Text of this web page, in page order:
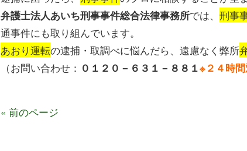
弁護士法人あいち刑事事件総合法律事務所では、 刑事
通事件にも取り組んでいます。
あおり運転の逮捕・取調べに悩んだら、遠慮なく弊所
（お問い合わせ： ０１２０－６３１－８８１※２４時
« 前のページ